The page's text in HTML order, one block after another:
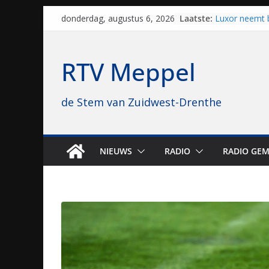
donderdag, augustus 6, 2026 Laatste: Luxor neemt
van vissport:
regio is goed
Al dertig jaar
RTV Meppel
de Stem van Zuidwest-Drenthe
NIEUWS RADIO RADIO